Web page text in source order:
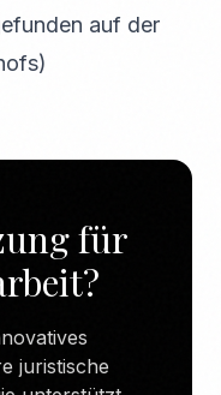
auf der
für
juristische